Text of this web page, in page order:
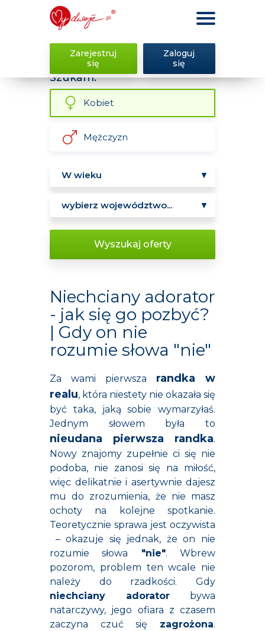
Zarejestruj
się
Zaloguj
się
Szukam:
Kobiet
Mężczyzn
Wyszukaj oferty
Niechciany adorator
- jak się go pozbyć?
| Gdy on nie
rozumie słowa "nie"
Za wami pierwsza
randka w
realu, która niestety nie okazała się
być taka, jaką sobie wymarzyłaś.
Jednym słowem była to
nieudana pierwsza randka.
Nowy znajomy zupełnie ci się nie
podoba, nie zanosi się na miłość,
więc delikatnie i asertywnie dajesz
mu do zrozumienia, że nie masz
ochoty na kolejne spotkanie.
Teoretycznie sprawa jest oczywista
– okazuje się jednak, że on nie
rozumie słowa "nie". Wbrew
pozorom, problem ten wcale nie
należy do rzadkości. Gdy
niechciany adorator bywa
natarczywy, jego ofiara z czasem
zaczyna czuć się zagrożona.